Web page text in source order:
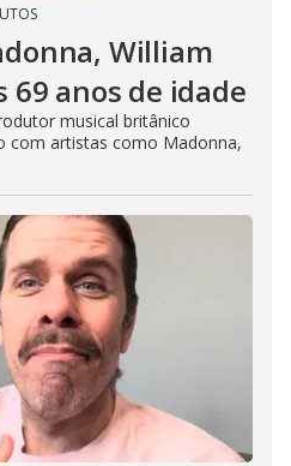
William
69 anos de idade
musical britânico
com artistas como Madonna,